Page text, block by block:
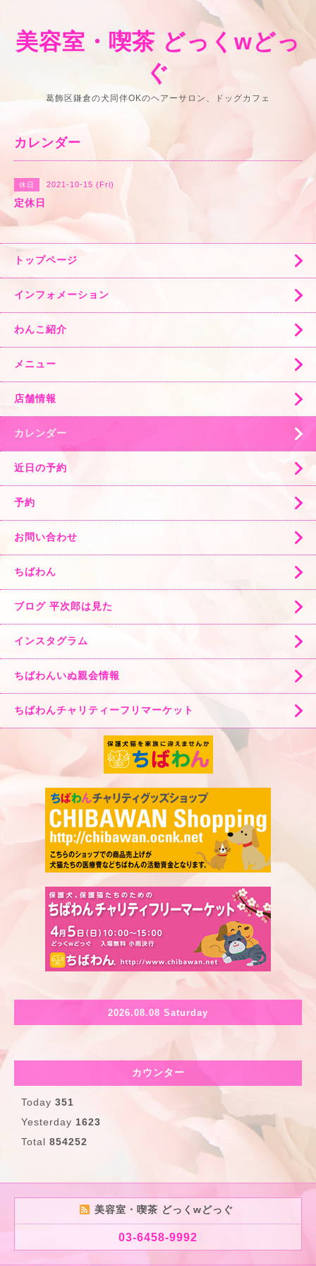
美容室・喫茶 どっくwどっ
ぐ
葛飾区鎌倉の犬同伴OKのヘアーサロン、ドッグカフェ
カレンダー
休日 2021-10-15 (Fri)
定休日
トップページ
インフォメーション
わんこ紹介
メニュー
店舗情報
カレンダー
近日の予約
予約
お問い合わせ
ちばわん
ブログ 平次郎は見た
インスタグラム
ちばわんいぬ親会情報
ちばわんチャリティーフリマーケット
2026.08.08 Saturday
カウンター
Today 351
Yesterday 1623
Total 854252
美容室・喫茶 どっくwどっぐ
03-6458-9992